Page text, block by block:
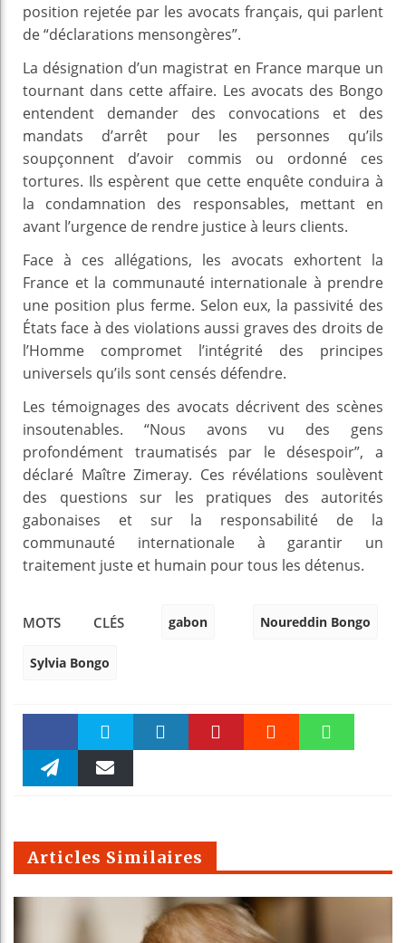
position rejetée par les avocats français, qui parlent
de “déclarations mensongères”.
La désignation d’un magistrat en France marque un
tournant dans cette affaire. Les avocats des Bongo
entendent demander des convocations et des
mandats d’arrêt pour les personnes qu’ils
soupçonnent d’avoir commis ou ordonné ces
tortures. Ils espèrent que cette enquête conduira à
la condamnation des responsables, mettant en
avant l’urgence de rendre justice à leurs clients.
Face à ces allégations, les avocats exhortent la
France et la communauté internationale à prendre
une position plus ferme. Selon eux, la passivité des
États face à des violations aussi graves des droits de
l’Homme compromet l’intégrité des principes
universels qu’ils sont censés défendre.
Les témoignages des avocats décrivent des scènes
insoutenables. “Nous avons vu des gens
profondément traumatisés par le désespoir”, a
déclaré Maître Zimeray. Ces révélations soulèvent
des questions sur les pratiques des autorités
gabonaises et sur la responsabilité de la
communauté internationale à garantir un
traitement juste et humain pour tous les détenus.
MOTS CLÉS gabon Noureddin Bongo
Sylvia Bongo
Faceboo Twitter
m
Articles Similaires